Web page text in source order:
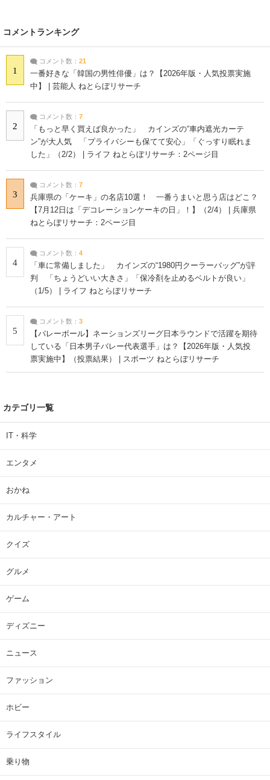
コメントランキング
1
コメント数： 21
一番好きな「韓国の男性俳優」は？【2026年版・人気投票実施
中】 | 芸能人 ねとらぼリサーチ
2
コメント数： 7
「もっと早く買えば良かった」 カインズの“車内遮光カーテ
ン”が大人気 「プライバシーも保てて安心」「ぐっすり眠れま
した」（2/2） | ライフ ねとらぼリサーチ：2ページ目
3
コメント数： 7
兵庫県の「ケーキ」の名店10選！ 一番うまいと思う店はどこ？
【7月12日は「デコレーションケーキの日」！】（2/4） | 兵庫県
ねとらぼリサーチ：2ページ目
4
コメント数： 4
「車に常備しました」 カインズの“1980円クーラーバッグ”が評
判 「ちょうどいい大きさ」「保冷剤を止めるベルトが良い」
（1/5） | ライフ ねとらぼリサーチ
5
コメント数： 3
【バレーボール】ネーションズリーグ日本ラウンドで活躍を期待
している「日本男子バレー代表選手」は？【2026年版・人気投
票実施中】（投票結果） | スポーツ ねとらぼリサーチ
カテゴリ一覧
IT・科学
エンタメ
おかね
カルチャー・アート
クイズ
グルメ
ゲーム
ディズニー
ニュース
ファッション
ホビー
ライフスタイル
乗り物